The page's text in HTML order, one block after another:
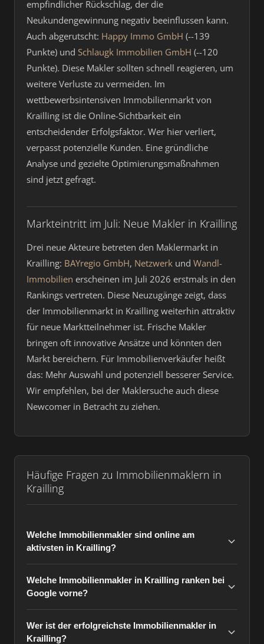
empfindlicher Rückschlag, der die
Neukundengewinnung negativ beeinflussen kann.
Auch abgerutscht: Happy Immo GmbH (--139
Punkte) und Schlaugk Immobilien GmbH (--120
Punkte). Diese Makler sollten schnell reagieren, um
weitere Verluste zu vermeiden. Im
wettbewerbsintensiven Immobilienmarkt von
Krailling ist die Online-Sichtbarkeit ein
entscheidender Erfolgsfaktor. Wer hier verliert,
verpasst potenzielle Kunden. Eine gründliche
Analyse und gezielte Optimierungsmaßnahmen
sind jetzt gefragt.
Markteintritt im Juli: Neue Makler in Krailling
Drei neue Akteure betreten den Maklermarkt in
Krailling: BAYregio GmbH, Netzwerk und Wandl-
Immobilien erscheinen im Juli 2026 erstmals in den
Rankings vertreten. Diese Neuzugänge zeigt, dass
der Immobilienmarkt in Krailling weiterhin attraktiv
für neue Marktteilnehmer ist. Frische Makler
bringen oft innovative Ansätze und könnten den
Markt bereichern. Für Immobilienverkäufer heißt
das: Mehr Auswahl und potenziell besserer Service.
Wir empfehlen, bei der Maklersuche auch diese
Newcomer in Betracht zu ziehen.
Häufige Fragen zu Immobilienmaklern in
Krailling
Welche Immobilienmakler sind online am
aktivsten in Krailling?
Welche Immobilienmakler in Krailling ranken bei
Google vorne?
Wer ist der erfolgreichste Immobilienmakler in
Krailling?